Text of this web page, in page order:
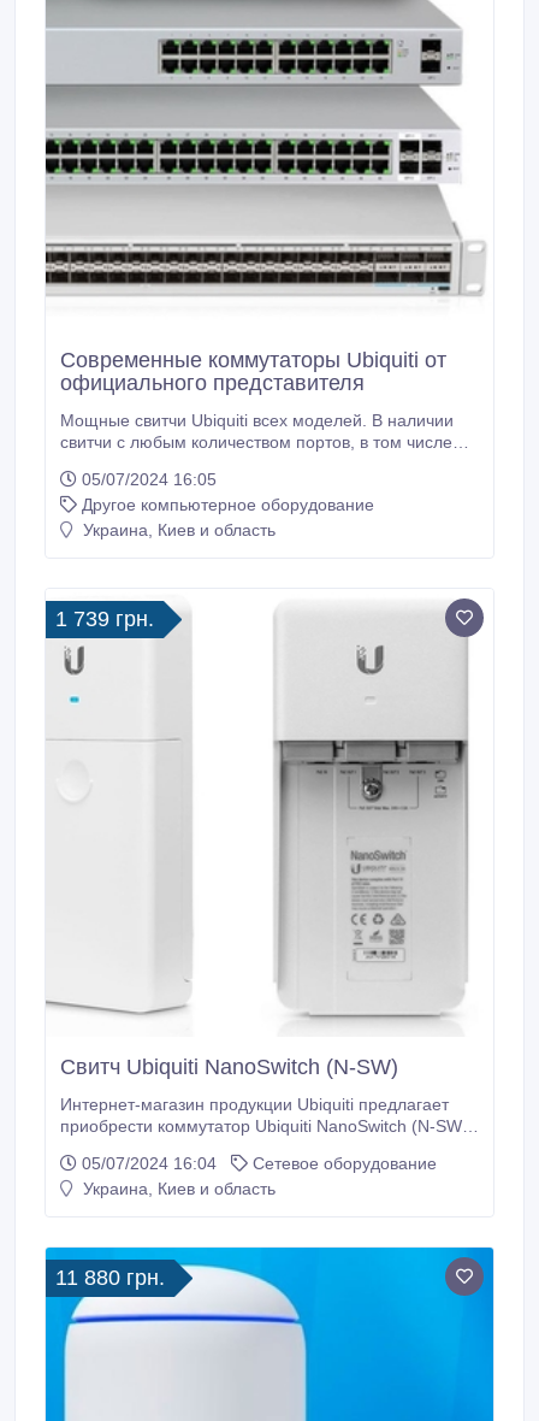
Современные коммутаторы Ubiquiti от
официального представителя
Мощные свитчи Ubiquiti всех моделей. В наличии
свитчи с любым количеством портов, в том числе
менеджеры помогут с выбором коммутатора Ubiquiti
для дома, офиса, малого/большого/среднего
предприятия..
05/07/2024 16:05
Другое компьютерное оборудование
Украина, Киев и область
1 739 грн.
Свитч Ubiquiti NanoSwitch (N-SW)
Интернет-магазин продукции Ubiquiti предлагает
приобрести коммутатор Ubiquiti NanoSwitch (N-SW)
технические характеристики коммутатора
NanoSwitch (N-SW): защита от электростатических
пассивного РоЕ по порту 24 В, источником питания
05/07/2024 16:04
Сетевое оборудование
Украина, Киев и область
11 880 грн.